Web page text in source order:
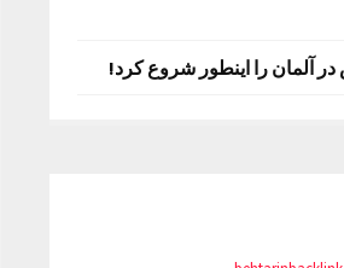
آلمان را اینطور شروع کرد!